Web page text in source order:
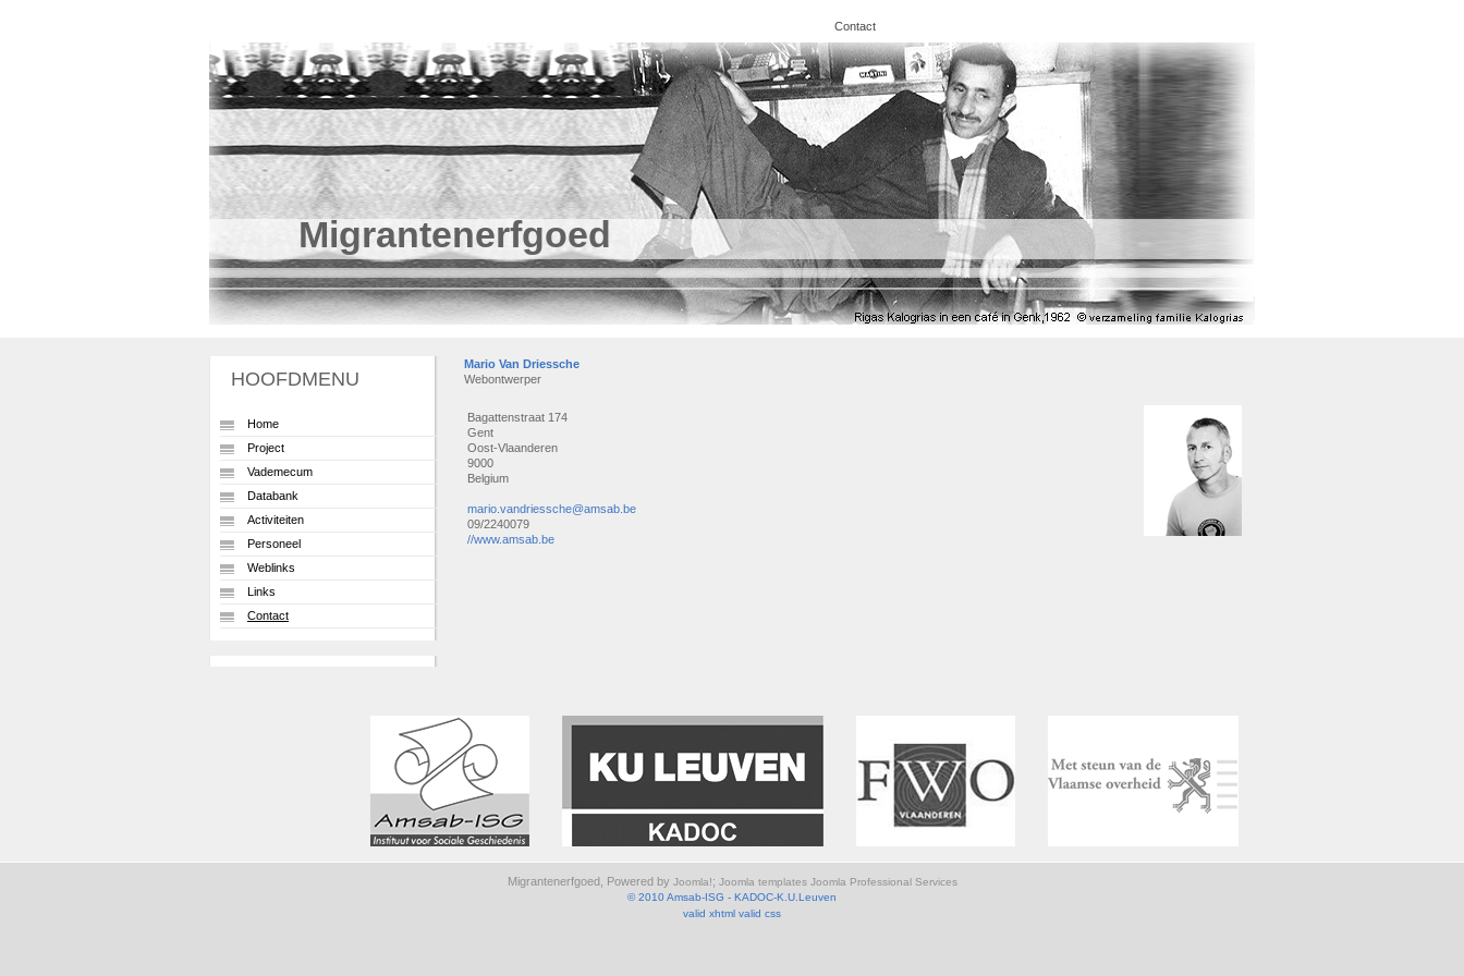
Contact
Migrantenerfgoed
HOOFDMENU
Home
Project
Vademecum
Databank
Activiteiten
Personeel
Weblinks
Links
Contact
Mario Van Driessche
Webontwerper
Bagattenstraat 174
Gent
Oost-Vlaanderen
9000
Belgium
mario.vandriessche@amsab.be
09/2240079
//www.amsab.be
Migrantenerfgoed, Powered by Joomla!; Joomla templates Joomla Professional Services
© 2010 Amsab-ISG - KADOC-K.U.Leuven
valid xhtml valid css